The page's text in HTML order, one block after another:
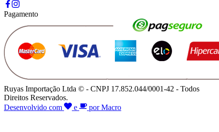
Pagamento
Ruyas Importação Ltda © - CNPJ 17.852.044/0001-42 - Todos
Direitos Reservados.
Desenvolvido com
e por Macro